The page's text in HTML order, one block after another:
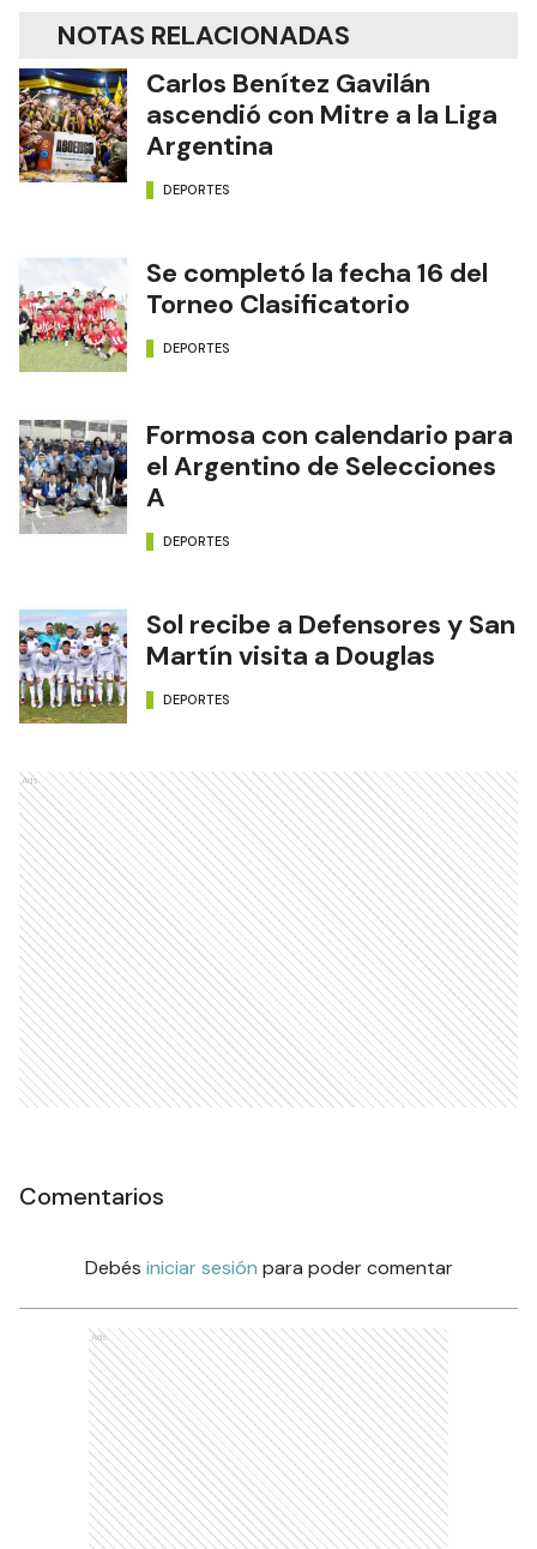
NOTAS RELACIONADAS
Carlos Benítez Gavilán
ascendió con Mitre a la Liga
Argentina
DEPORTES
Se completó la fecha 16 del
Torneo Clasificatorio
DEPORTES
Formosa con calendario para
el Argentino de Selecciones
A
DEPORTES
Sol recibe a Defensores y San
Martín visita a Douglas
DEPORTES
Ads
Comentarios
Debés iniciar sesión para poder comentar
Ads